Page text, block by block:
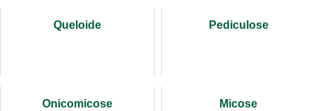
Queloide Pediculose
Onicomicose Micose